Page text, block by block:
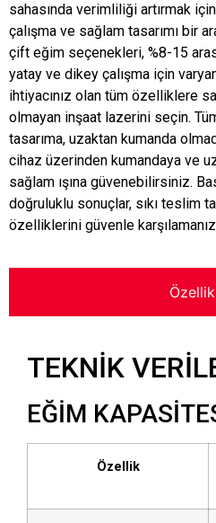
sahasında verimliliği artırmak
çalışma ve sağlam tasarımı bir
çift eğim seçenekleri, %8-15
yatay ve dikey çalışma için
ihtiyacınız olan tüm özelliklere
olmayan inşaat lazerini seçin.
tasarıma, uzaktan kumanda
cihaz üzerinden kumandaya ve
sağlam ışına güvenebilirsiniz.
doğruluklu sonuçlar, sıkı teslim
özelliklerini güvenle
TEKNİK
EĞİM
Özellik